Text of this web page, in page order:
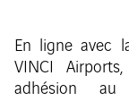
En ligne avec
VINCI
adhésion au